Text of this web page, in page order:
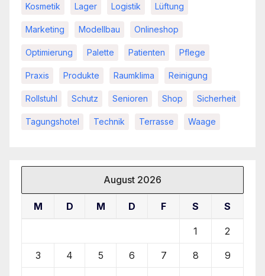
Kosmetik Lager Logistik Lüftung
Marketing Modellbau Onlineshop
Optimierung Palette Patienten Pflege
Praxis Produkte Raumklima Reinigung
Rollstuhl Schutz Senioren Shop Sicherheit
Tagungshotel Technik Terrasse Waage
August 2026
M D M D F S S
1 2
3 4 5 6 7 8 9